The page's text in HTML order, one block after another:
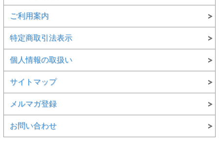
ご利用案内
特定商取引法表示
個人情報の取扱い
サイトマップ
メルマガ登録
お問い合わせ